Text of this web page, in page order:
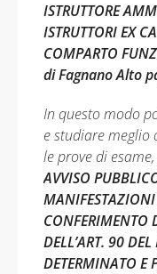
ISTRUTTORE
ISTRUTTORI EX
COMPARTO
di Fagnano Alto
In questo modo
e studiare meglio
le prove di
AVVISO
MANIFESTAZIONI
CONFERIMENTO
DELL’ART. 90
DETERMINATO E